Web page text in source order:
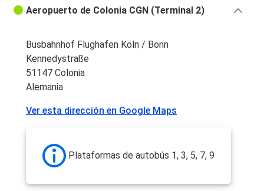
Aeropuerto de Colonia CGN (Terminal 2)
Busbahnhof Flughafen Köln / Bonn
Kennedystraße
51147 Colonia
Alemania
Ver esta dirección en Google Maps
Plataformas de autobús 1, 3, 5, 7, 9